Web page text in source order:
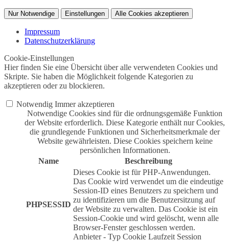
Nur Notwendige Einstellungen Alle Cookies akzeptieren
Impressum
Datenschutzerklärung
Cookie-Einstellungen
Hier finden Sie eine Übersicht über alle verwendeten Cookies und
Skripte. Sie haben die Möglichkeit folgende Kategorien zu
akzeptieren oder zu blockieren.
Notwendig Immer akzeptieren
Notwendige Cookies sind für die ordnungsgemäße Funktion
der Website erforderlich. Diese Kategorie enthält nur Cookies,
die grundlegende Funktionen und Sicherheitsmerkmale der
Website gewährleisten. Diese Cookies speichern keine
persönlichen Informationen.
Name
Beschreibung
PHPSESSID
Dieses Cookie ist für PHP-Anwendungen.
Das Cookie wird verwendet um die eindeutige
Session-ID eines Benutzers zu speichern und
zu identifizieren um die Benutzersitzung auf
der Website zu verwalten. Das Cookie ist ein
Session-Cookie und wird gelöscht, wenn alle
Browser-Fenster geschlossen werden.
Anbieter - Typ Cookie Laufzeit Session